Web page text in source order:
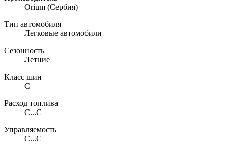
Orium (Сербия)
Тип автомобиля
Легковые автомобили
Сезонность
Летние
Класс шин
C
Расход топлива
C...C
Управляемость
C...C